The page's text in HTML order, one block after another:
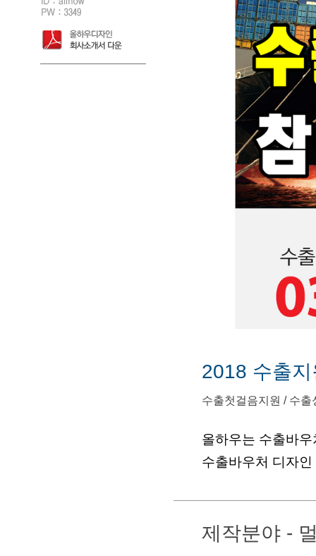
2018 수출
수출첫걸음지원 / 수
올하우는 수출바
수출바우처 디자
제작분야 -